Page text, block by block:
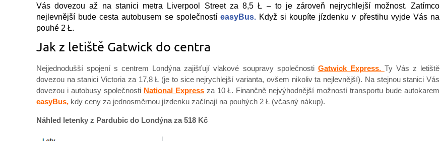
Vás dovezou až na stanici metra Liverpool Street za 8,5 Ł – to je zároveň nejrychlejší možnost. Zatímco
nejlevnější bude cesta autobusem se společností easyBus.Když si koupíte jízdenku v přestihu vyjde Vás na
pouhé 2 Ł.
Jak z letiště Gatwick do centra
Nejjednodušší spojení s centrem Londýna zajišťují vlakové soupravy společnosti Gatwick Express. Ty Vás z letiště
dovezou na stanici Victoria za 17,8 Ł (je to sice nejrychlejší varianta, ovšem nikoliv ta nejlevnější). Na stejnou stanici Vás
dovezou i autobusy společnosti National Express za 10 Ł. Finančně nejvýhodnější možností transportu bude autokarem
easyBus, kdy ceny za jednosměrnou jízdenku začínají na pouhých 2 Ł (včasný nákup).
Náhled letenky z Pardubic do Londýna za 518 Kč